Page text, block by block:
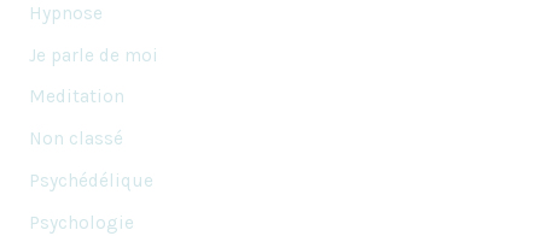
Hypnose
Je parle de moi
Meditation
Non classé
Psychédélique
Psychologie